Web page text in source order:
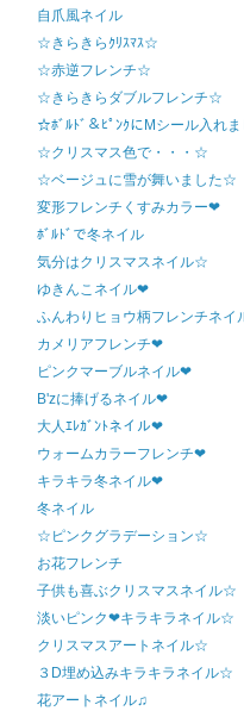
自爪風ネイル
☆きらきらｸﾘｽﾏｽ☆
☆赤逆フレンチ☆
☆きらきらダブルフレンチ☆
☆ﾎﾞﾙﾄﾞ＆ﾋﾟﾝｸにMシール入れ
☆クリスマス色で・・・☆
☆ベージュに雪が舞いました☆
変形フレンチくすみカラー❤
ﾎﾞﾙﾄﾞで冬ネイル
気分はクリスマスネイル☆
ゆきんこネイル❤
ふんわりヒョウ柄フレンチネイ
カメリアフレンチ❤
ピンクマーブルネイル❤
B'zに捧げるネイル❤
大人ｴﾚｶﾞﾝﾄネイル❤
ウォームカラーフレンチ❤
キラキラ冬ネイル❤
冬ネイル
☆ピンクグラデーション☆
お花フレンチ
子供も喜ぶクリスマスネイル☆
淡いピンク❤キラキラネイル☆
クリスマスアートネイル☆
３D埋め込みキラキラネイル☆
花アートネイル♫